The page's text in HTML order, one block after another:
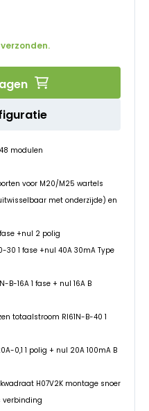
modulen
voor M20/M25 wartels
met onderzijde) en
+nul 2 polig
1 fase +nul 40A 30mA Type
16A 1 fase + nul 16A B
totaalstroom RI61N-B-40 1
0,1 1 polig + nul 20A 100mA B
H07V2K montage snoer
verbinding